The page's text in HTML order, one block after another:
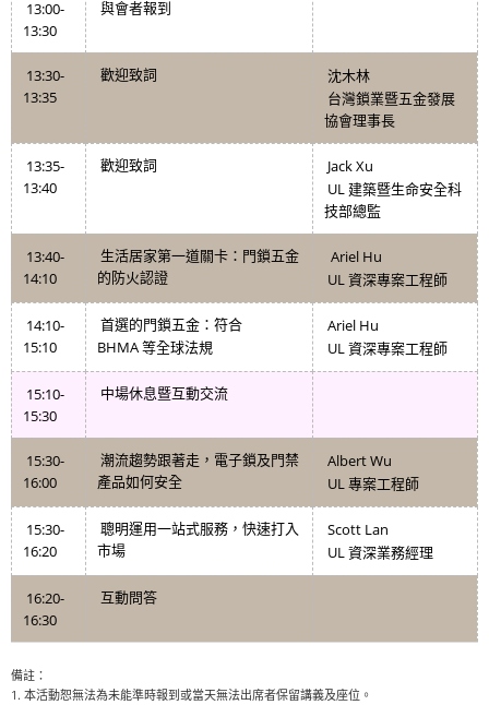
13:00-
13:30
與會者報到
13:30-
13:35
歡迎致詞
沈木林
台灣鎖業暨五金發展
協會理事長
13:35-
13:40
歡迎致詞
Jack Xu
UL 建築暨生命安全科
技部總監
13:40-
14:10
生活居家第一道關卡：門鎖五金
的防火認證
Ariel Hu
UL 資深專案工程師
14:10-
15:10
首選的門鎖五金：符合
BHMA 等全球法規
Ariel Hu
UL 資深專案工程師
15:10-
15:30
中場休息暨互動交流
15:30-
16:00
潮流趨勢跟著走，電子鎖及門禁
產品如何安全
Albert Wu
UL 專案工程師
15:30-
16:20
聰明運用一站式服務，快速打入
市場
Scott Lan
UL 資深業務經理
16:20-
16:30
互動問答
備註：
1. 本活動恕無法為未能準時報到或當天無法出席者保留講義及座位。